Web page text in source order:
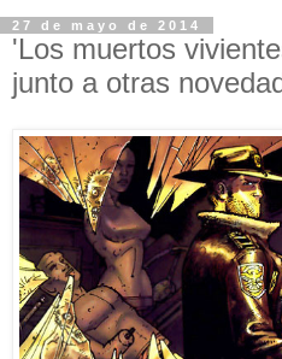
27 de mayo de 2014
'Los muertos
junto a otras